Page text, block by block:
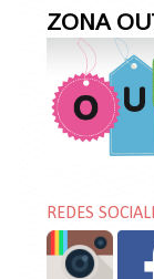
ZONA
REDES